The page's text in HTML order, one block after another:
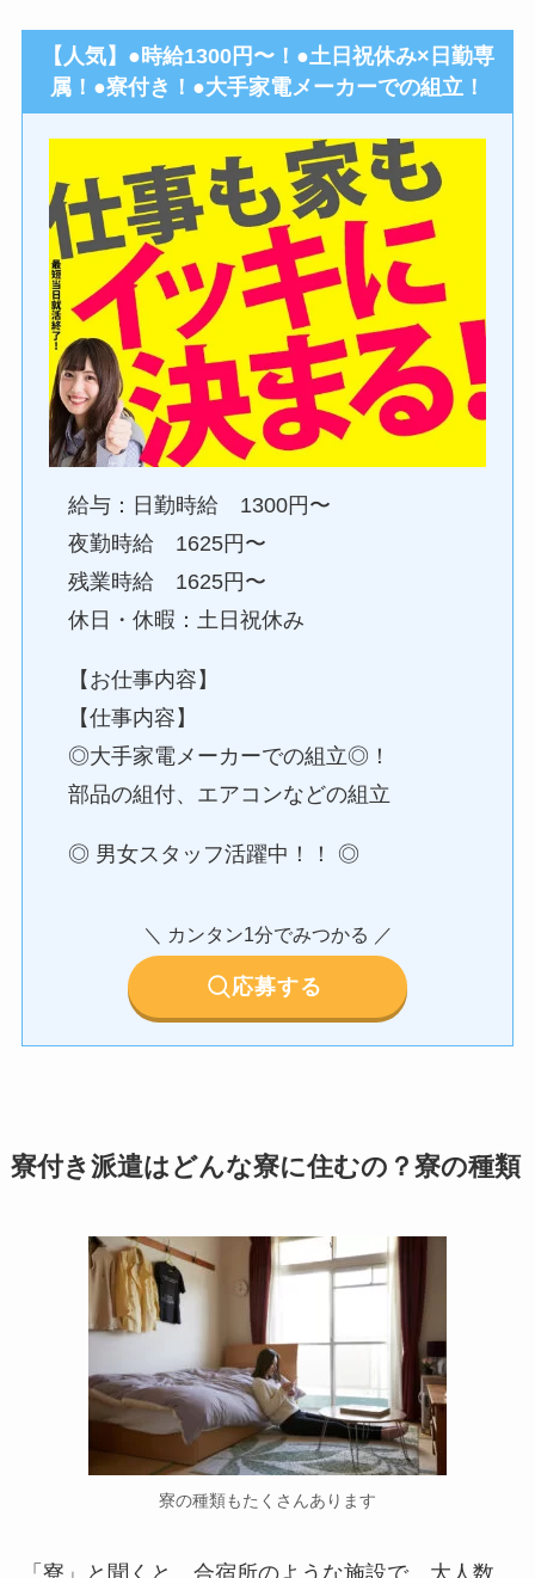
【人気】●時給1300円〜！●土日祝休み×日勤専
属！●寮付き！●大手家電メーカーでの組立！
給与：日勤時給 1300円〜
夜勤時給 1625円〜
残業時給 1625円〜
休日・休暇：土日祝休み
【お仕事内容】
【仕事内容】
◎大手家電メーカーでの組立◎！
部品の組付、エアコンなどの組立
◎ 男女スタッフ活躍中！！ ◎
＼ カンタン1分でみつかる ／
応募する
寮付き派遣はどんな寮に住むの？寮の種類
寮の種類もたくさんあります